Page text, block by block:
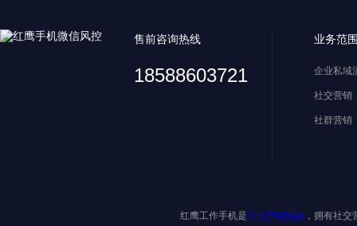
售前咨询热线
18588603721
业务范
企业私域
社交营销
社群营销
红鹰工作手机是社交营销系统 ，拥有社